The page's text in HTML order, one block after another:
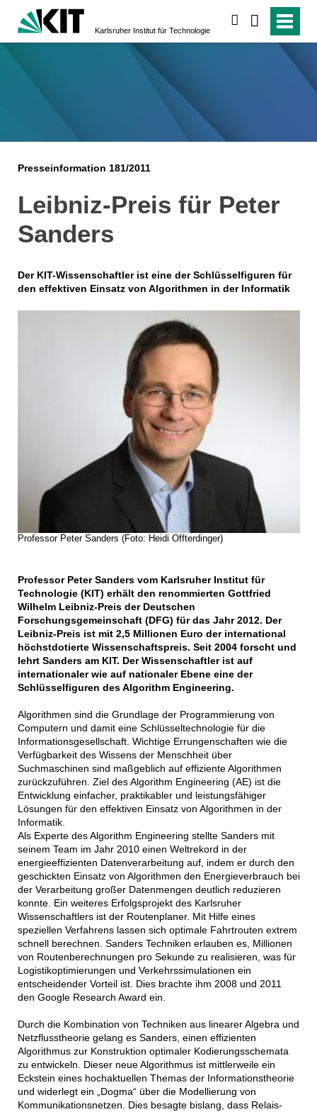
Karlsruher Institut für Technologie
Presseinformation 181/2011
Leibniz-Preis für Peter
Sanders
Der KIT-Wissenschaftler ist eine der Schlüsselfiguren für
den effektiven Einsatz von Algorithmen in der Informatik
Professor Peter Sanders (Foto: Heidi Offterdinger)
Professor Peter Sanders vom Karlsruher Institut für
Technologie (KIT) erhält den renommierten Gottfried
Wilhelm Leibniz-Preis der Deutschen
Forschungsgemeinschaft (DFG) für das Jahr 2012. Der
Leibniz-Preis ist mit 2,5 Millionen Euro der international
höchstdotierte Wissenschaftspreis. Seit 2004 forscht und
lehrt Sanders am KIT. Der Wissenschaftler ist auf
internationaler wie auf nationaler Ebene eine der
Schlüsselfiguren des Algorithm Engineering.
Algorithmen sind die Grundlage der Programmierung von
Computern und damit eine Schlüsseltechnologie für die
Informationsgesellschaft. Wichtige Errungenschaften wie die
Verfügbarkeit des Wissens der Menschheit über
Suchmaschinen sind maßgeblich auf effiziente Algorithmen
zurückzuführen. Ziel des Algorithm Engineering (AE) ist die
Entwicklung einfacher, praktikabler und leistungsfähiger
Lösungen für den effektiven Einsatz von Algorithmen in der
Informatik.
Als Experte des Algorithm Engineering stellte Sanders mit
seinem Team im Jahr 2010 einen Weltrekord in der
energieeffizienten Datenverarbeitung auf, indem er durch den
geschickten Einsatz von Algorithmen den Energieverbrauch bei
der Verarbeitung großer Datenmengen deutlich reduzieren
konnte. Ein weiteres Erfolgsprojekt des Karlsruher
Wissenschaftlers ist der Routenplaner. Mit Hilfe eines
speziellen Verfahrens lassen sich optimale Fahrtrouten extrem
schnell berechnen. Sanders Techniken erlauben es, Millionen
von Routenberechnungen pro Sekunde zu realisieren, was für
Logistikoptimierungen und Verkehrssimulationen ein
entscheidender Vorteil ist. Dies brachte ihm 2008 und 2011
den Google Research Award ein.
Durch die Kombination von Techniken aus linearer Algebra und
Netzflusstheorie gelang es Sanders, einen effizienten
Algorithmus zur Konstruktion optimaler Kodierungsschemata
zu entwickeln. Dieser neue Algorithmus ist mittlerweile ein
Eckstein eines hochaktuellen Themas der Informationstheorie
und widerlegt ein „Dogma“ über die Modellierung von
Kommunikationsnetzen. Dies besagte bislang, dass Relais-